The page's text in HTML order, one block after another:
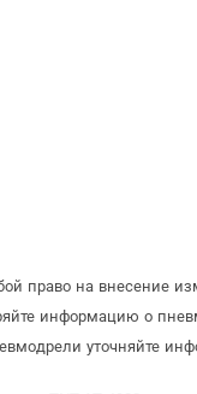
право на внесение
информацию о
уточняйте